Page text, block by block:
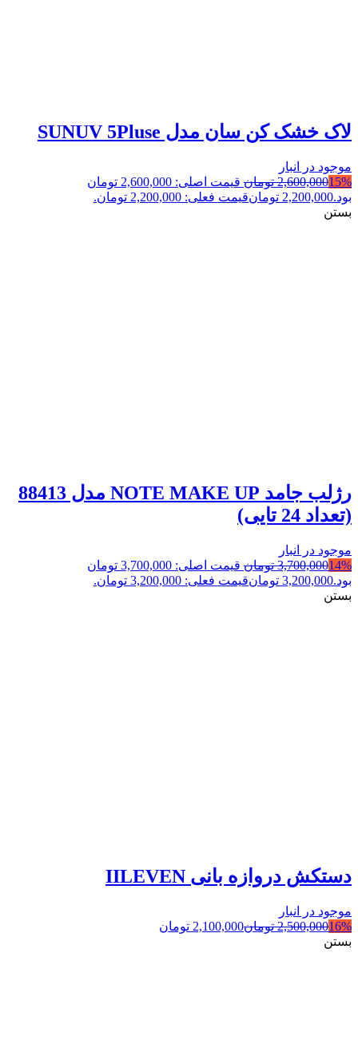
لاک خشک کن سان مدل SUNUV 5Pluse
موجود در انبار
15%
2,600,000 تومان
قیمت اصلی: 2,600,000 تومان
بود.2,200,000 تومانقیمت فعلی: 2,200,000 تومان.
بستن
رژلب جامد NOTE MAKE UP مدل 88413
(تعداد 24 تایی)
موجود در انبار
14%
3,700,000 تومان
قیمت اصلی: 3,700,000 تومان
بود.3,200,000 تومانقیمت فعلی: 3,200,000 تومان.
بستن
دستکش دروازه بانی IILEVEN
موجود در انبار
16%
2,500,000 تومان2,100,000 تومان
بستن